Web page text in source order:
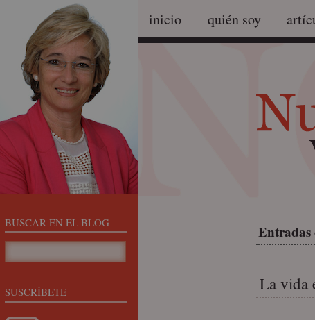
inicio quién soy
Entradas
La vida
BUSCAR EN EL BLOG
SUSCRÍBETE